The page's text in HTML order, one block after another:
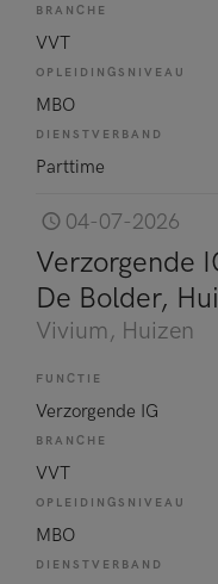
BRANCHE
VVT
OPLEIDINGSNIVEAU
MBO
DIENSTVERBAND
Parttime
04-07-2026
Verzorgende
De Bolder,
Vivium, Huizen
FUNCTIE
Verzorgende IG
BRANCHE
VVT
OPLEIDINGSNIVEAU
MBO
DIENSTVERBAND